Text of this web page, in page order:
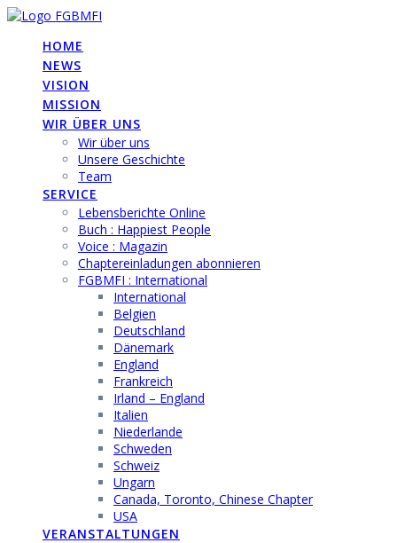
Skip
contentHOME
NEWS
VISION
MISSION
WIR ÜBER UNS
Wir über uns
Unsere Geschichte
Team
SERVICE
Lebensberichte Online
Buch : Happiest People
Voice : Magazin
Chaptereinladungen abonnieren
FGBMFI : International
International
Belgien
Deutschland
Dänemark
England
Frankreich
Irland – England
Italien
Niederlande
Schweden
Schweiz
Ungarn
Canada, Toronto, Chinese Chapter
USA
VERANSTALTUNGEN